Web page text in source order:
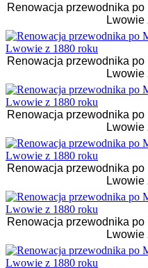
Renowacja przewodnika
Lwowie
Renowacja przewodnika
Lwowie
Renowacja przewodnika
Lwowie
Renowacja przewodnika
Lwowie
Renowacja przewodnika
Lwowie